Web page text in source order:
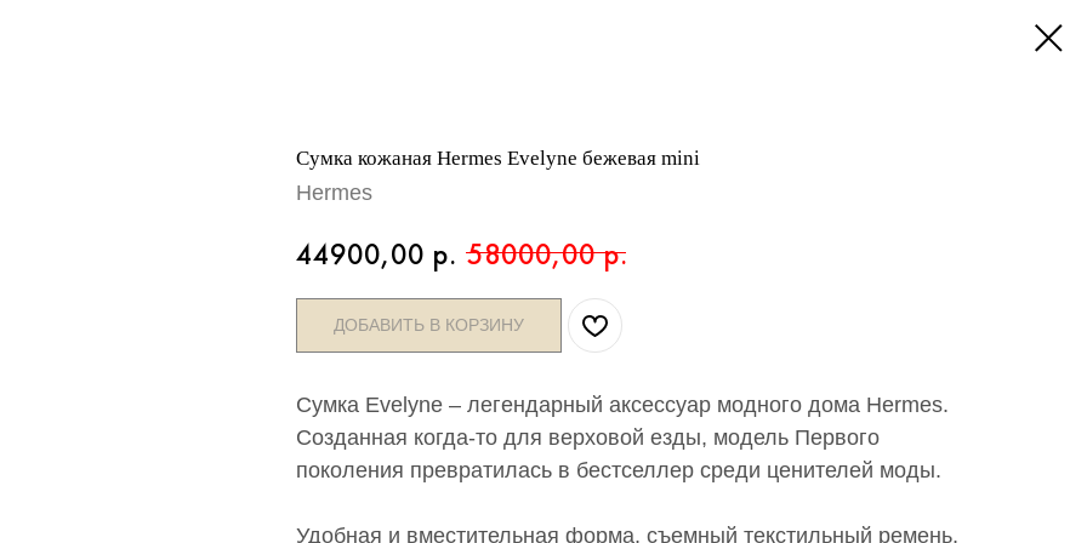
Сумка кожаная Hermes Evelyne бежевая mini
Hermes
44900,00 р. 58000,00 р.
ДОБАВИТЬ В КОРЗИНУ
Сумка Evelyne – легендарный аксессуар модного дома Hermes.
Созданная когда-то для верховой езды, модель Первого
поколения превратилась в бестселлер среди ценителей моды.
Удобная и вместительная форма, съемный текстильный ремень,